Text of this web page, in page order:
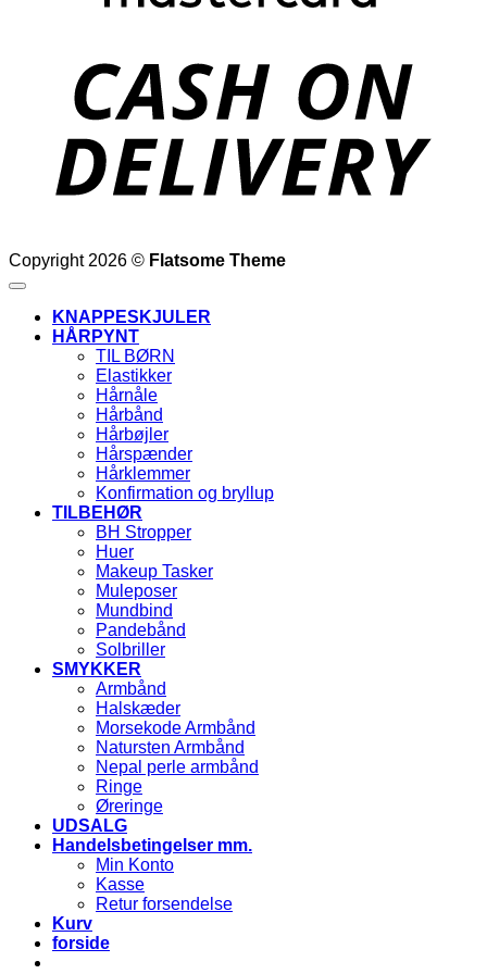
Copyright 2026 © Flatsome Theme
KNAPPESKJULER
HÅRPYNT
TIL BØRN
Elastikker
Hårnåle
Hårbånd
Hårbøjler
Hårspænder
Hårklemmer
Konfirmation og bryllup
TILBEHØR
BH Stropper
Huer
Makeup Tasker
Muleposer
Mundbind
Pandebånd
Solbriller
SMYKKER
Armbånd
Halskæder
Morsekode Armbånd
Natursten Armbånd
Nepal perle armbånd
Ringe
Øreringe
UDSALG
Handelsbetingelser mm.
Min Konto
Kasse
Retur forsendelse
Kurv
forside